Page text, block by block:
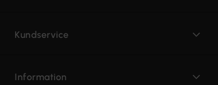
Kundservice
Information